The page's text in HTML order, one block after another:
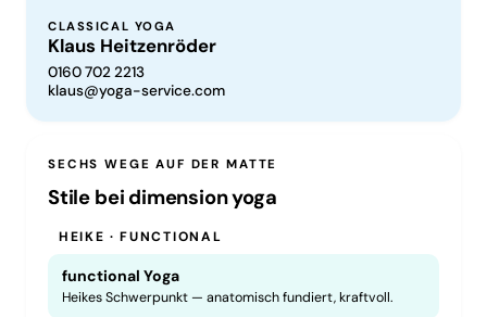
CLASSICAL YOGA
Klaus Heitzenröder
0160 702 2213
klaus@yoga-service.com
SECHS WEGE AUF DER MATTE
Stile bei dimension yoga
HEIKE · FUNCTIONAL
functional Yoga
Heikes Schwerpunkt — anatomisch fundiert, kraftvoll.